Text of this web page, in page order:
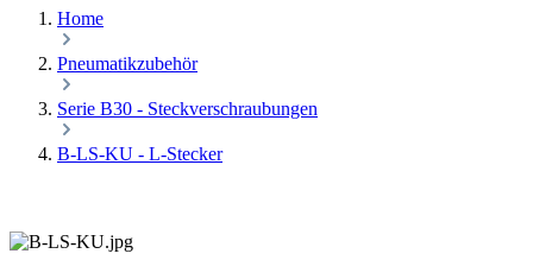
Home
Pneumatikzubehör
Serie B30 - Steckverschraubungen
B-LS-KU - L-Stecker